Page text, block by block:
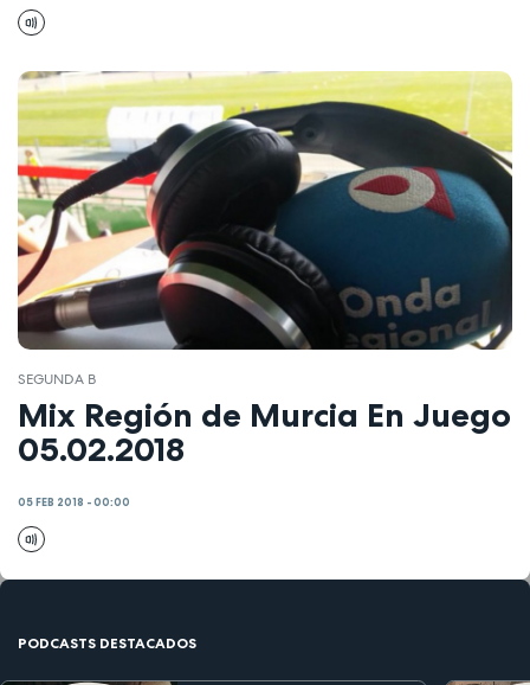
SEGUNDA B
Mix Región de Murcia En Juego
05.02.2018
05 FEB 2018 - 00:00
PODCASTS DESTACADOS